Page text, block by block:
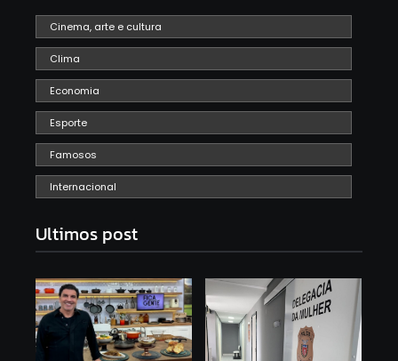
Cinema, arte e cultura
Clima
Economia
Esporte
Famosos
Internacional
Ultimos post